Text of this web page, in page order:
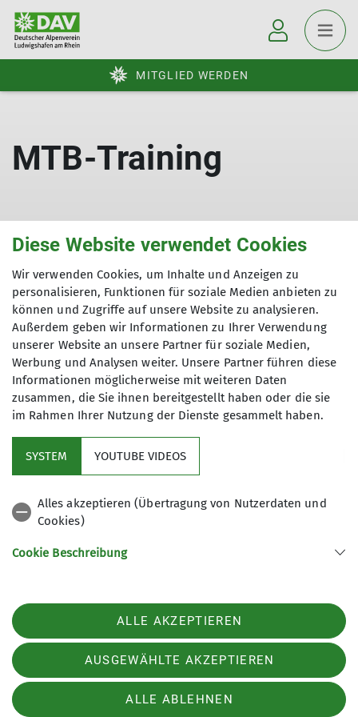
MITGLIED WERDEN
MTB-Training
01.03.2024
Training. Der Ort wird eine Woche vorher bekannt
gegeben (dazu bitte an denmichael.roeder@dav-
lu.dewenden).
1.3.24, 5.4.24, 7.6.24, 5.7.24 , 6.9.24
Aktuelles
Partner
Sektion Ludwigshafen am Rhein des Deutschen Alpenvereins e.V.
Bleichstr. 19
67061 Ludwigshafen
Telefon +49621513954
Datenschutz-Einstellungen
Datenschutz
Diese Website verwendet Cookies
Wir verwenden Cookies, um Inhalte und Anzeigen zu
personalisieren, Funktionen für soziale Medien anbieten zu
können und Zugriffe auf unsere Website zu analysieren.
Außerdem geben wir Informationen zu Ihrer Verwendung
unserer Website an unsere Partner für soziale Medien,
Werbung und Analysen weiter. Unsere Partner führen diese
Informationen möglicherweise mit weiteren Daten
zusammen, die Sie ihnen bereitgestellt haben oder die sie
im Rahmen Ihrer Nutzung der Dienste gesammelt haben.
SYSTEM YOUTUBE VIDEOS
Alles akzeptieren (Übertragung von Nutzerdaten und
Cookies)
Cookie Beschreibung
ALLE AKZEPTIEREN
AUSGEWÄHLTE AKZEPTIEREN
ALLE ABLEHNEN